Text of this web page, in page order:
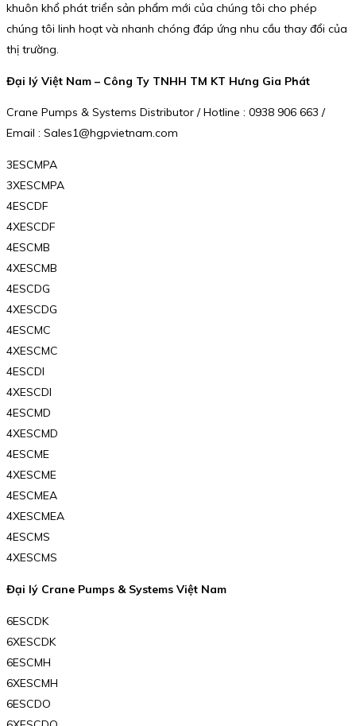
khuôn khổ phát triển sản phẩm mới của chúng tôi cho phép
chúng tôi linh hoạt và nhanh chóng đáp ứng nhu cầu thay đổi của
thị trường.
Đại lý Việt Nam – Công Ty TNHH TM KT Hưng Gia Phát
Crane Pumps & Systems Distributor / Hotline : 0938 906 663 /
Email : Sales1@hgpvietnam.com
3ESCMPA
3XESCMPA
4ESCDF
4XESCDF
4ESCMB
4XESCMB
4ESCDG
4XESCDG
4ESCMC
4XESCMC
4ESCDI
4XESCDI
4ESCMD
4XESCMD
4ESCME
4XESCME
4ESCMEA
4XESCMEA
4ESCMS
4XESCMS
Đại lý Crane Pumps & Systems Việt Nam
6ESCDK
6XESCDK
6ESCMH
6XESCMH
6ESCDO